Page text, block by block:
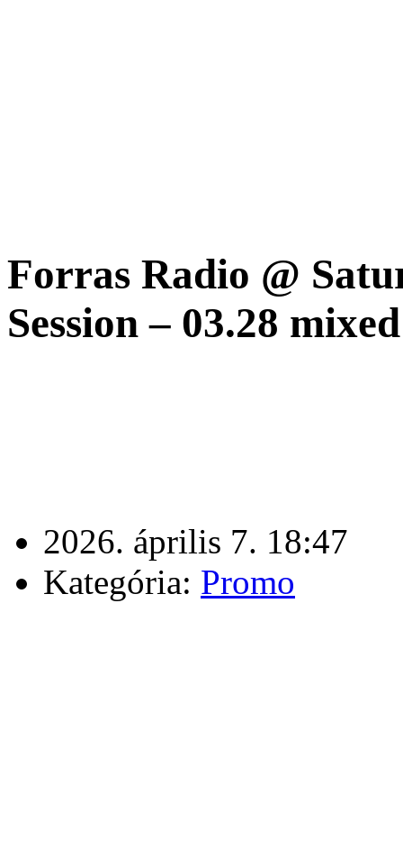
Forras Radio @
Session – 03.28
2026. április 7. 18:47
Kategória: Promo